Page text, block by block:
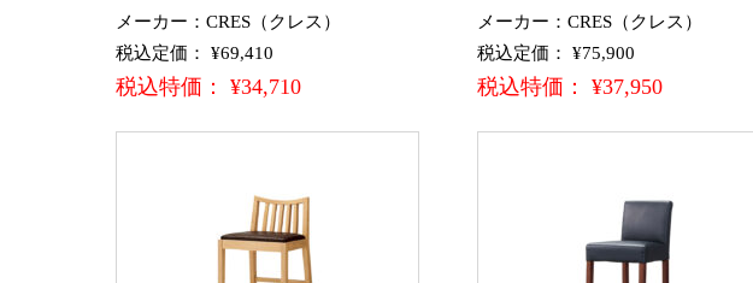
メーカー：CRES（クレス）
税込定価： ¥69,410
税込特価： ¥34,710
メーカー：CRES（クレス）
税込定価： ¥75,900
税込特価： ¥37,950